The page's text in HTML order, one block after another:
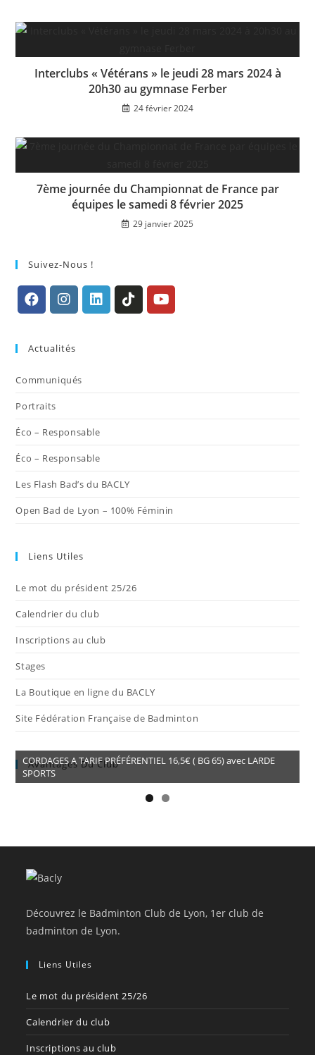
Interclubs « Vétérans » le jeudi 28 mars 2024 à
20h30 au gymnase Ferber
24 février 2024
7ème journée du Championnat de France par
équipes le samedi 8 février 2025
29 janvier 2025
Suivez-Nous !
un
nouvel
nouvel
Actualités
Communiqués
Portraits
Éco – Responsable
Éco – Responsable
Les Flash Bad’s du BACLY
Open Bad de Lyon – 100% Féminin
Liens Utiles
Le mot du président 25/26
Calendrier du club
Inscriptions au club
Stages
La Boutique en ligne du BACLY
Site Fédération Française de Badminton
Avantages Du Club
CORDAGES A TARIF PRÉFÉRENTIEL 16,5€ ( BG 65) avec LARDE
SPORTS
Découvrez le Badminton Club de Lyon, 1er club de
badminton de Lyon.
Liens Utiles
Le mot du président 25/26
Calendrier du club
Inscriptions au club